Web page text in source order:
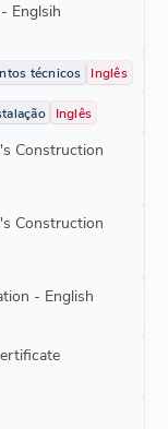
Englsih
técnicos Inglês
Inglês
Construction
Construction
- English